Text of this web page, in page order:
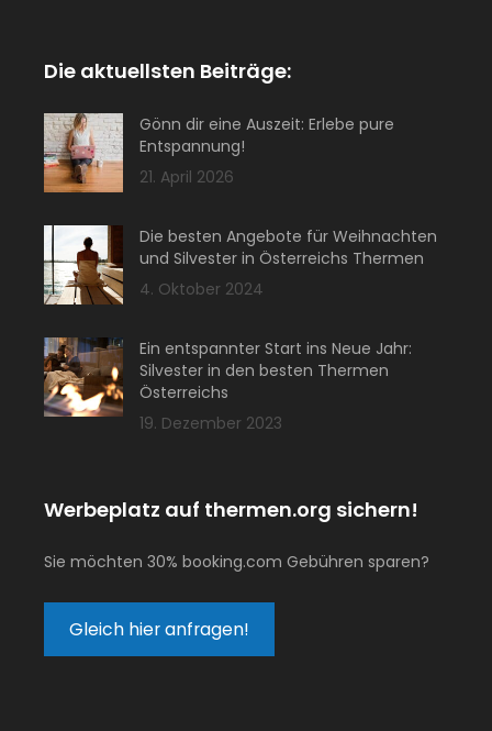
Die aktuellsten Beiträge:
Gönn dir eine Auszeit: Erlebe pure
Entspannung!
21. April 2026
Die besten Angebote für Weihnachten
und Silvester in Österreichs Thermen
4. Oktober 2024
Ein entspannter Start ins Neue Jahr:
Silvester in den besten Thermen
Österreichs
19. Dezember 2023
Werbeplatz auf thermen.org sichern!
Sie möchten 30% booking.com Gebühren sparen?
Gleich hier anfragen!